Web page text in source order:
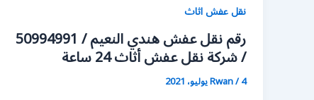
نقل عفش اثاث
رقم نقل عفش هندي النعيم / 50994991
/ شركة نقل عفش أثاث 24 ساعة
Rwan/4 يوليو، 2021